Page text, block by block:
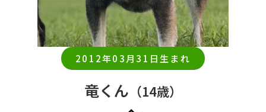
2012年03月31日生まれ
竜くん （14歳）